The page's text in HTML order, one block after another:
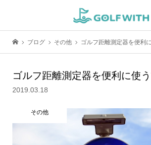
ブログ その他 ゴルフ距離測定器を便利
ゴルフ距離測定器を便利に使
2019.03.18
その他